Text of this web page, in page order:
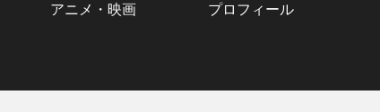
アニメ・映画 プロフィール